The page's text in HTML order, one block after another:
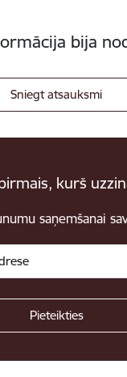
bija
Sniegt atsauksmi
kurš
saņemšanai